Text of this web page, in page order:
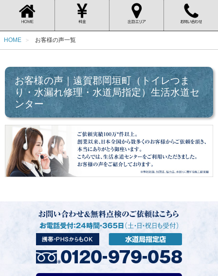
HOME お客様の声一覧
お客様の声｜遠賀郡岡垣町（トイレつま
り・水漏れ修理・水道局指定）生活水道セ
ンター